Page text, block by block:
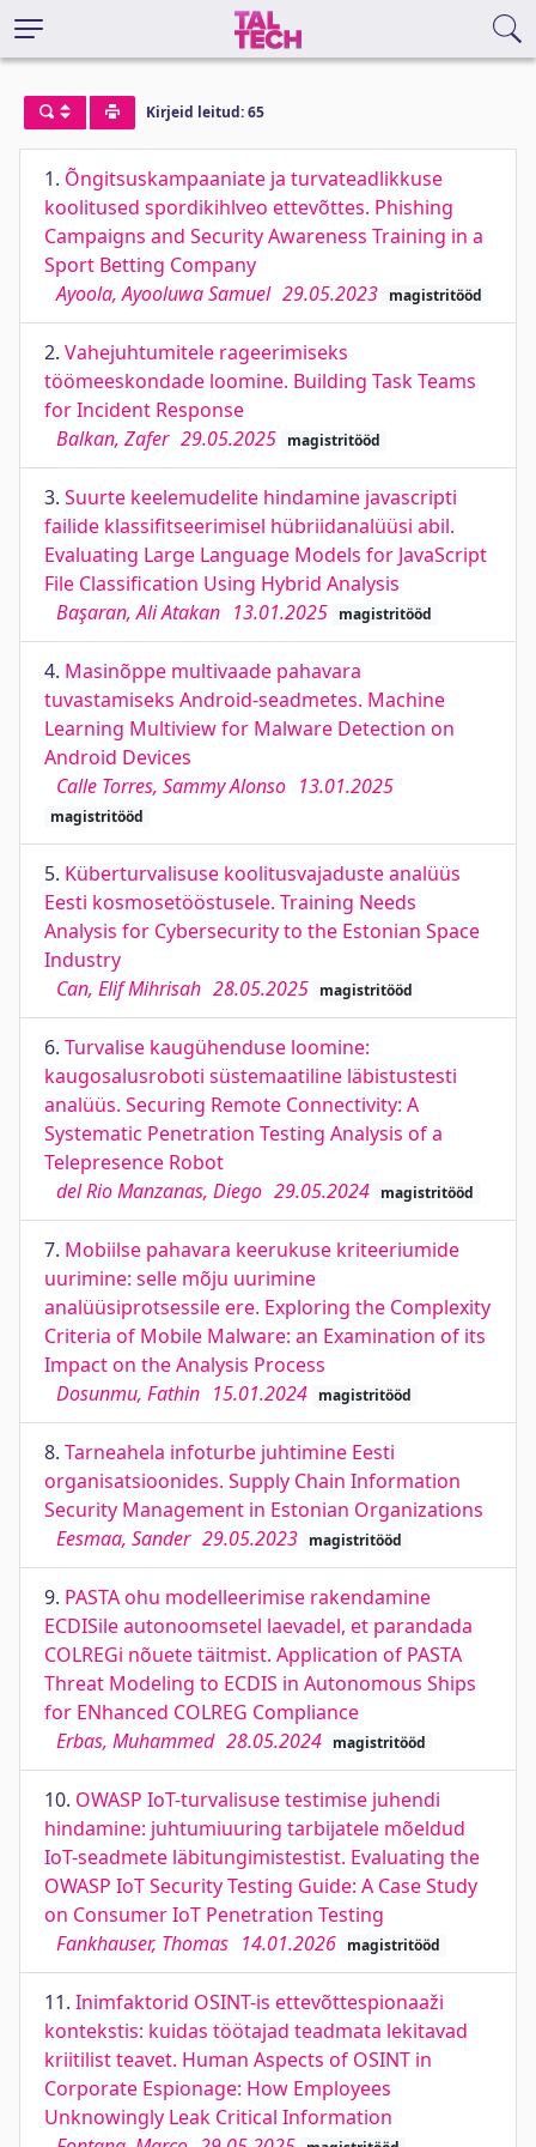
Kirjeid leitud: 65
1. Õngitsuskampaaniate ja turvateadlikkuse
koolitused spordikihlveo ettevõttes. Phishing
Campaigns and Security Awareness Training in a
Sport Betting Company
Ayoola, Ayooluwa Samuel 29.05.2023 magistritööd
2. Vahejuhtumitele rageerimiseks
töömeeskondade loomine. Building Task Teams
for Incident Response
Balkan, Zafer 29.05.2025 magistritööd
3. Suurte keelemudelite hindamine javascripti
failide klassifitseerimisel hübriidanalüüsi abil.
Evaluating Large Language Models for JavaScript
File Classification Using Hybrid Analysis
Başaran, Ali Atakan 13.01.2025 magistritööd
4. Masinõppe multivaade pahavara
tuvastamiseks Android-seadmetes. Machine
Learning Multiview for Malware Detection on
Android Devices
Calle Torres, Sammy Alonso 13.01.2025
magistritööd
5. Küberturvalisuse koolitusvajaduste analüüs
Eesti kosmosetööstusele. Training Needs
Analysis for Cybersecurity to the Estonian Space
Industry
Can, Elif Mihrisah 28.05.2025 magistritööd
6. Turvalise kaugühenduse loomine:
kaugosalusroboti süstemaatiline läbistustesti
analüüs. Securing Remote Connectivity: A
Systematic Penetration Testing Analysis of a
Telepresence Robot
del Rio Manzanas, Diego 29.05.2024 magistritööd
7. Mobiilse pahavara keerukuse kriteeriumide
uurimine: selle mõju uurimine
analüüsiprotsessile ere. Exploring the Complexity
Criteria of Mobile Malware: an Examination of its
Impact on the Analysis Process
Dosunmu, Fathin 15.01.2024 magistritööd
8. Tarneahela infoturbe juhtimine Eesti
organisatsioonides. Supply Chain Information
Security Management in Estonian Organizations
Eesmaa, Sander 29.05.2023 magistritööd
9. PASTA ohu modelleerimise rakendamine
ECDISile autonoomsetel laevadel, et parandada
COLREGi nõuete täitmist. Application of PASTA
Threat Modeling to ECDIS in Autonomous Ships
for ENhanced COLREG Compliance
Erbas, Muhammed 28.05.2024 magistritööd
10. OWASP IoT-turvalisuse testimise juhendi
hindamine: juhtumiuuring tarbijatele mõeldud
IoT-seadmete läbitungimistestist. Evaluating the
OWASP IoT Security Testing Guide: A Case Study
on Consumer IoT Penetration Testing
Fankhauser, Thomas 14.01.2026 magistritööd
11. Inimfaktorid OSINT-is ettevõttespionaaži
kontekstis: kuidas töötajad teadmata lekitavad
kriitilist teavet. Human Aspects of OSINT in
Corporate Espionage: How Employees
Unknowingly Leak Critical Information